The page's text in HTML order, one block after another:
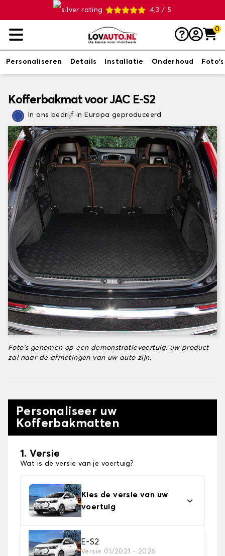
4,3 / 5
0
Personaliseren Details Installatie Onderhoud Foto's
Kofferbakmat voor JAC E-S2
In ons bedrijf in Europa geproduceerd
Foto's genomen op een demonstratievoertuig, uw product
zal naar de afmetingen van uw auto zijn.
Personaliseer uw
Kofferbakmatten
1. Versie
Wat is de versie van je voertuig?
Kies de versie van uw
voertuig
E-S2
Versie 01/2021 - 2026
2. Materiaal